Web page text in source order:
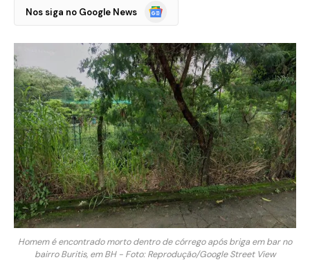
Nos siga no Google News
Google
Notícias
Homem é encontrado morto dentro de córrego após briga em bar no
bairro Buritis, em BH - Foto: Reprodução/Google Street View